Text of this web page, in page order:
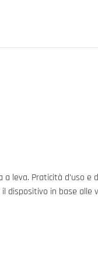
leva. Praticità d’uso e
dispositivo in base alle